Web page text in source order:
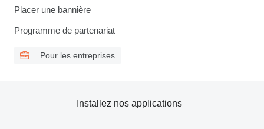
Placer une bannière
Programme de partenariat
Pour les entreprises
Installez nos applications